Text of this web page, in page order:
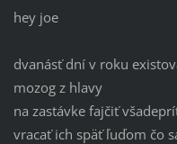
hey joe
dvanásť dní v roku
mozog z hlavy
na zastávke fajčiť
vracať ich späť ľuďom čo